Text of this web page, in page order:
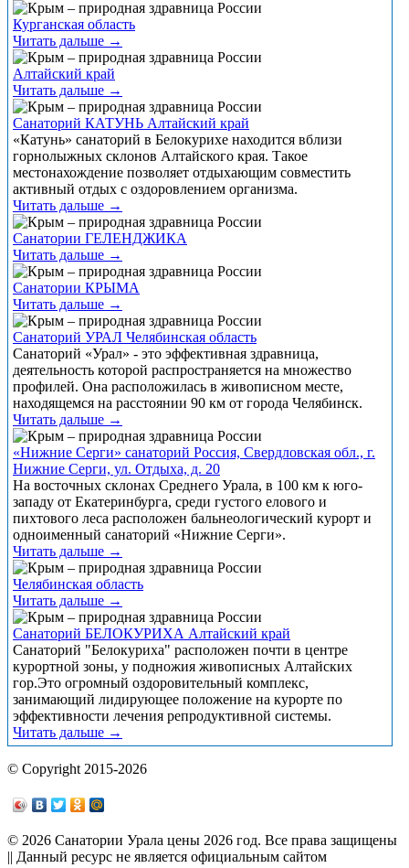
Курганская область
Читать дальше →
Алтайский край
Читать дальше →
Санаторий КАТУНЬ Алтайский край
«Катунь» санаторий в Белокурихе находится вблизи
горнолыжных склонов Алтайского края. Такое
местонахождение позволяет отдыхающим совместить
активный отдых с оздоровлением организма.
Читать дальше →
Санатории ГЕЛЕНДЖИКА
Читать дальше →
Санатории КРЫМА
Читать дальше →
Санаторий УРАЛ Челябинская область
Санаторий «Урал» - это эффективная здравница,
деятельность которой распространяется на множество
профилей. Она расположилась в живописном месте,
находящемся на расстоянии 90 км от города Челябинск.
Читать дальше →
«Нижние Серги» санаторий Россия, Свердловская обл., г.
Нижние Серги, ул. Отдыха, д. 20
На восточных склонах Среднего Урала, в 100 км к юго-
западу от Екатеринбурга, среди густого елового и
пихтового леса расположен бальнеологический курорт и
одноименный санаторий «Нижние Серги».
Читать дальше →
Челябинская область
Читать дальше →
Санаторий БЕЛОКУРИХА Алтайский край
Санаторий "Белокуриха" расположен почти в центре
курортной зоны, у подножия живописных Алтайских
гор.Это огромный оздоровительный комплекс,
занимающий лидирующее положение на курорте по
эффективности лечения репродуктивной системы.
Читать дальше →
© Copyright 2015-2026
© 2026 Санатории Урала цены 2026 год. Все права защищены
|| Данный ресурс не является официальным сайтом